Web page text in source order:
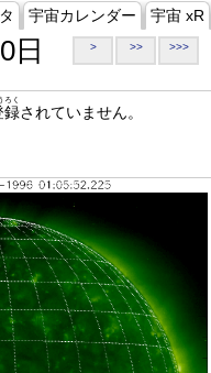
宇宙カレンダー 宇宙 xR
日 > >> >>>
録
ろく
されていません。